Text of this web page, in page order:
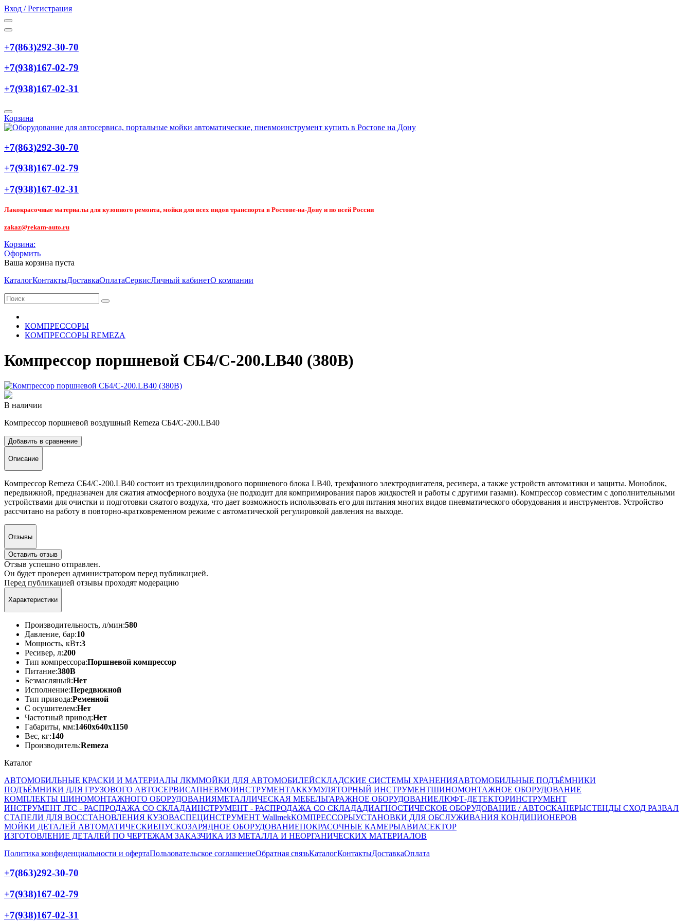
Вход / Регистрация
+7(863)292-30-70
+7(938)167-02-79
+7(938)167-02-31
Корзина
+7(863)292-30-70
+7(938)167-02-79
+7(938)167-02-31
Лакокрасочные материалы для кузовного ремонта, мойки для всех видов транспорта в Ростове-на-Дону и по всей России
zakaz@rekam-auto.ru
Корзина:
Оформить
Ваша корзина пуста
КаталогКонтактыДоставкаОплатаСервисЛичный кабинетО компании
КОМПРЕССОРЫ
КОМПРЕССОРЫ REMEZA
Компрессор поршневой СБ4/С-200.LB40 (380В)
В наличии
Компрессор поршневой воздушный Remeza СБ4/С-200.LB40
Добавить в сравнение
Описание
Компрессор Remeza СБ4/С-200.LB40 состоит из трехцилиндрового поршневого блока LB40, трехфазного электродвигателя, ресивера, а также устройств автоматики и защиты. Моноблок,
передвижной, предназначен для сжатия атмосферного воздуха (не подходит для компримирования паров жидкостей и работы с другими газами). Компрессор совместим с дополнительными
устройствами для очистки и подготовки сжатого воздуха, что дает возможность использовать его для питания многих видов пневматического оборудования и инструментов. Устройство
рассчитано на работу в повторно-кратковременном режиме с автоматической регулировкой давления на выходе.
Отзывы
Оставить отзыв
Отзыв успешно отправлен.
Он будет проверен администратором перед публикацией.
Перед публикацией отзывы проходят модерацию
Характеристики
Производительность, л/мин:580
Давление, бар:10
Мощность, кВт:3
Ресивер, л:200
Тип компрессора:Поршневой компрессор
Питание:380В
Безмасляный:Нет
Исполнение:Передвижной
Тип привода:Ременной
С осушителем:Нет
Частотный привод:Нет
Габариты, мм:1460x640x1150
Вес, кг:140
Производитель:Remeza
Каталог
АВТОМОБИЛЬНЫЕ КРАСКИ И МАТЕРИАЛЫ ЛКММОЙКИ ДЛЯ АВТОМОБИЛЕЙСКЛАДСКИЕ СИСТЕМЫ ХРАНЕНИЯАВТОМОБИЛЬНЫЕ ПОДЪЁМНИКИ
ПОДЪЁМНИКИ ДЛЯ ГРУЗОВОГО АВТОСЕРВИСАПНЕВМОИНСТРУМЕНТАККУМУЛЯТОРНЫЙ ИНСТРУМЕНТШИНОМОНТАЖНОЕ ОБОРУДОВАНИЕ
КОМПЛЕКТЫ ШИНОМОНТАЖНОГО ОБОРУДОВАНИЯМЕТАЛЛИЧЕСКАЯ МЕБЕЛЬГАРАЖНОЕ ОБОРУДОВАНИЕЛЮФТ-ДЕТЕКТОРИНСТРУМЕНТ
ИНСТРУМЕНТ JTC - РАСПРОДАЖА СО СКЛАДАИНСТРУМЕНТ - РАСПРОДАЖА СО СКЛАДАДИАГНОСТИЧЕСКОЕ ОБОРУДОВАНИЕ / АВТОСКАНЕРЫСТЕНДЫ СХОД РАЗВАЛ
СТАПЕЛИ ДЛЯ ВОССТАНОВЛЕНИЯ КУЗОВАСПЕЦИНСТРУМЕНТ WallmekКОМПРЕССОРЫУСТАНОВКИ ДЛЯ ОБСЛУЖИВАНИЯ КОНДИЦИОНЕРОВ
МОЙКИ ДЕТАЛЕЙ АВТОМАТИЧЕСКИЕПУСКОЗАРЯДНОЕ ОБОРУДОВАНИЕПОКРАСОЧНЫЕ КАМЕРЫАВИАСЕКТОР
ИЗГОТОВЛЕНИЕ ДЕТАЛЕЙ ПО ЧЕРТЕЖАМ ЗАКАЗЧИКА ИЗ МЕТАЛЛА И НЕОРГАНИЧЕСКИХ МАТЕРИАЛОВ
Политика конфиденциальности и офертаПользовательское соглашениеОбратная связьКаталогКонтактыДоставкаОплата
+7(863)292-30-70
+7(938)167-02-79
+7(938)167-02-31